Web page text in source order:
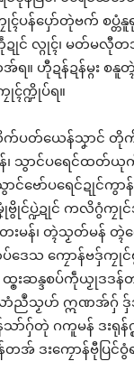
ပရိုၚ်လက္ကရဴအိုတ်
လညာတ်ပါ်ပဲါ
ညးဒါန်လိက်
ဗွဳဒဳယဵု
ကေတ်အဆက်
ဌာန်ပရိုၚ်ဗၠးၜးမန်
အလဵုအသဳဗၟာအဆ
ပတှ်ေအလဵုသဳဍုင်
ရော
23, 2026
ပ
ၚ်ပန်ပှော်တုဲဗက် စပ္တံ
ကဵုဍုင် လ္ဂုၚ်၊ မတ်မလီု
ဟီုဍန်ဍန်မ္ဂး စနူ
ၚ်က္ဍိုပ်ရ။
လိက်ပတ်ယေန်သၞာင် တို
န်၊ သွာင်ပရေင်ထတ်
င်ဗော်ပရေင်ဍုင်ကွာန်
မၞုံဗွိုင်ပ္ဍဲဍုင် ကလိဂွံကၠုင်
းမန်၊ တ္ၚဲသၟတ်မန် တ္ၚဲ
ဒေသ ကၠောန်ဗဒှ်ကၠုင်
ထ္ၜးဆန္ဒစပ်ကဵုယၟုဒ
ာံညဳသၟဟ် ဣဏအ်ဂှ် ဒှ်
တုဲ ဂကူမန် ဒးရုန်ဂ္
အ် ဒးကၠောန်ဗီုပြင်ဝွံ